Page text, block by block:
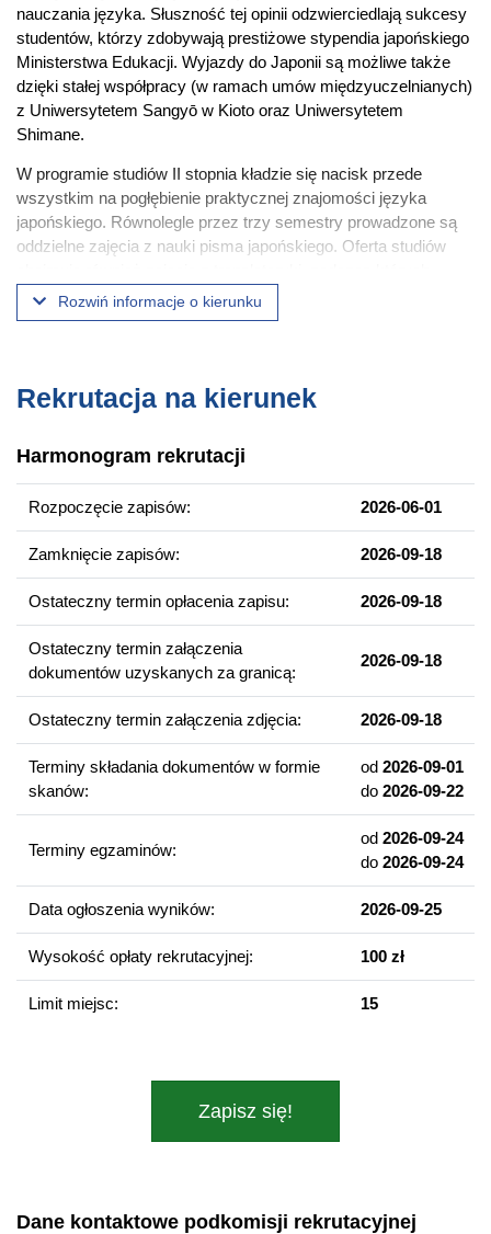
nauczania języka. Słuszność tej opinii odzwierciedlają sukcesy
studentów, którzy zdobywają prestiżowe stypendia japońskiego
Ministerstwa Edukacji. Wyjazdy do Japonii są możliwe także
dzięki stałej współpracy (w ramach umów międzyuczelnianych)
z Uniwersytetem Sangyō w Kioto oraz Uniwersytetem
Shimane.
W programie studiów II stopnia kładzie się nacisk przede
wszystkim na pogłębienie praktycznej znajomości języka
japońskiego. Równolegle przez trzy semestry prowadzone są
oddzielne zajęcia z nauki pisma japońskiego. Oferta studiów
studenci doskonalą swoje umiejętności w zakresie tłumaczenia
tekstów literackich, specjalistycznych oraz naukowych.
seminaryjne (językoznawcze lub literaturoznawcze) i wykłady
monograficzne. Wszystkie zajęcia prowadzone są przez
Wybrane przedmioty
Praktyczna nauka języka japońskiego
Nauka pisma japońskiego
Translatoryka
Wykład monograficzny
Seminarium magisterskie
Kompetencje absolwenta
Umiejętność swobodnej komunikacji w języku japońskim w
mowie i w piśmie.
Wiedza na temat realiów życia w Japonii.
Znajomość japońskiego języka biznesowego.
Umiejętność tłumaczenia japońskich tekstów literackich i
Perspektywy zawodowe
Przedsiębiorstwa polskie i zagraniczne prowadzące
działalność gospodarczą na terenie Japonii lub
Rozwiń informacje o kierunku
Rekrutacja na kierunek
Harmonogram rekrutacji
Rozpoczęcie zapisów: 2026-06-01
Zamknięcie zapisów: 2026-09-18
Ostateczny termin opłacenia zapisu: 2026-09-18
Ostateczny termin załączenia
dokumentów uzyskanych za granicą:
2026-09-18
Ostateczny termin załączenia zdjęcia: 2026-09-18
Terminy składania dokumentów w formie
skanów:
od 2026-09-01
do 2026-09-22
Terminy egzaminów:
od 2026-09-24
do 2026-09-24
Data ogłoszenia wyników: 2026-09-25
Wysokość opłaty rekrutacyjnej: 100 zł
Limit miejsc: 15
Zapisz się!
Dane kontaktowe podkomisji rekrutacyjnej